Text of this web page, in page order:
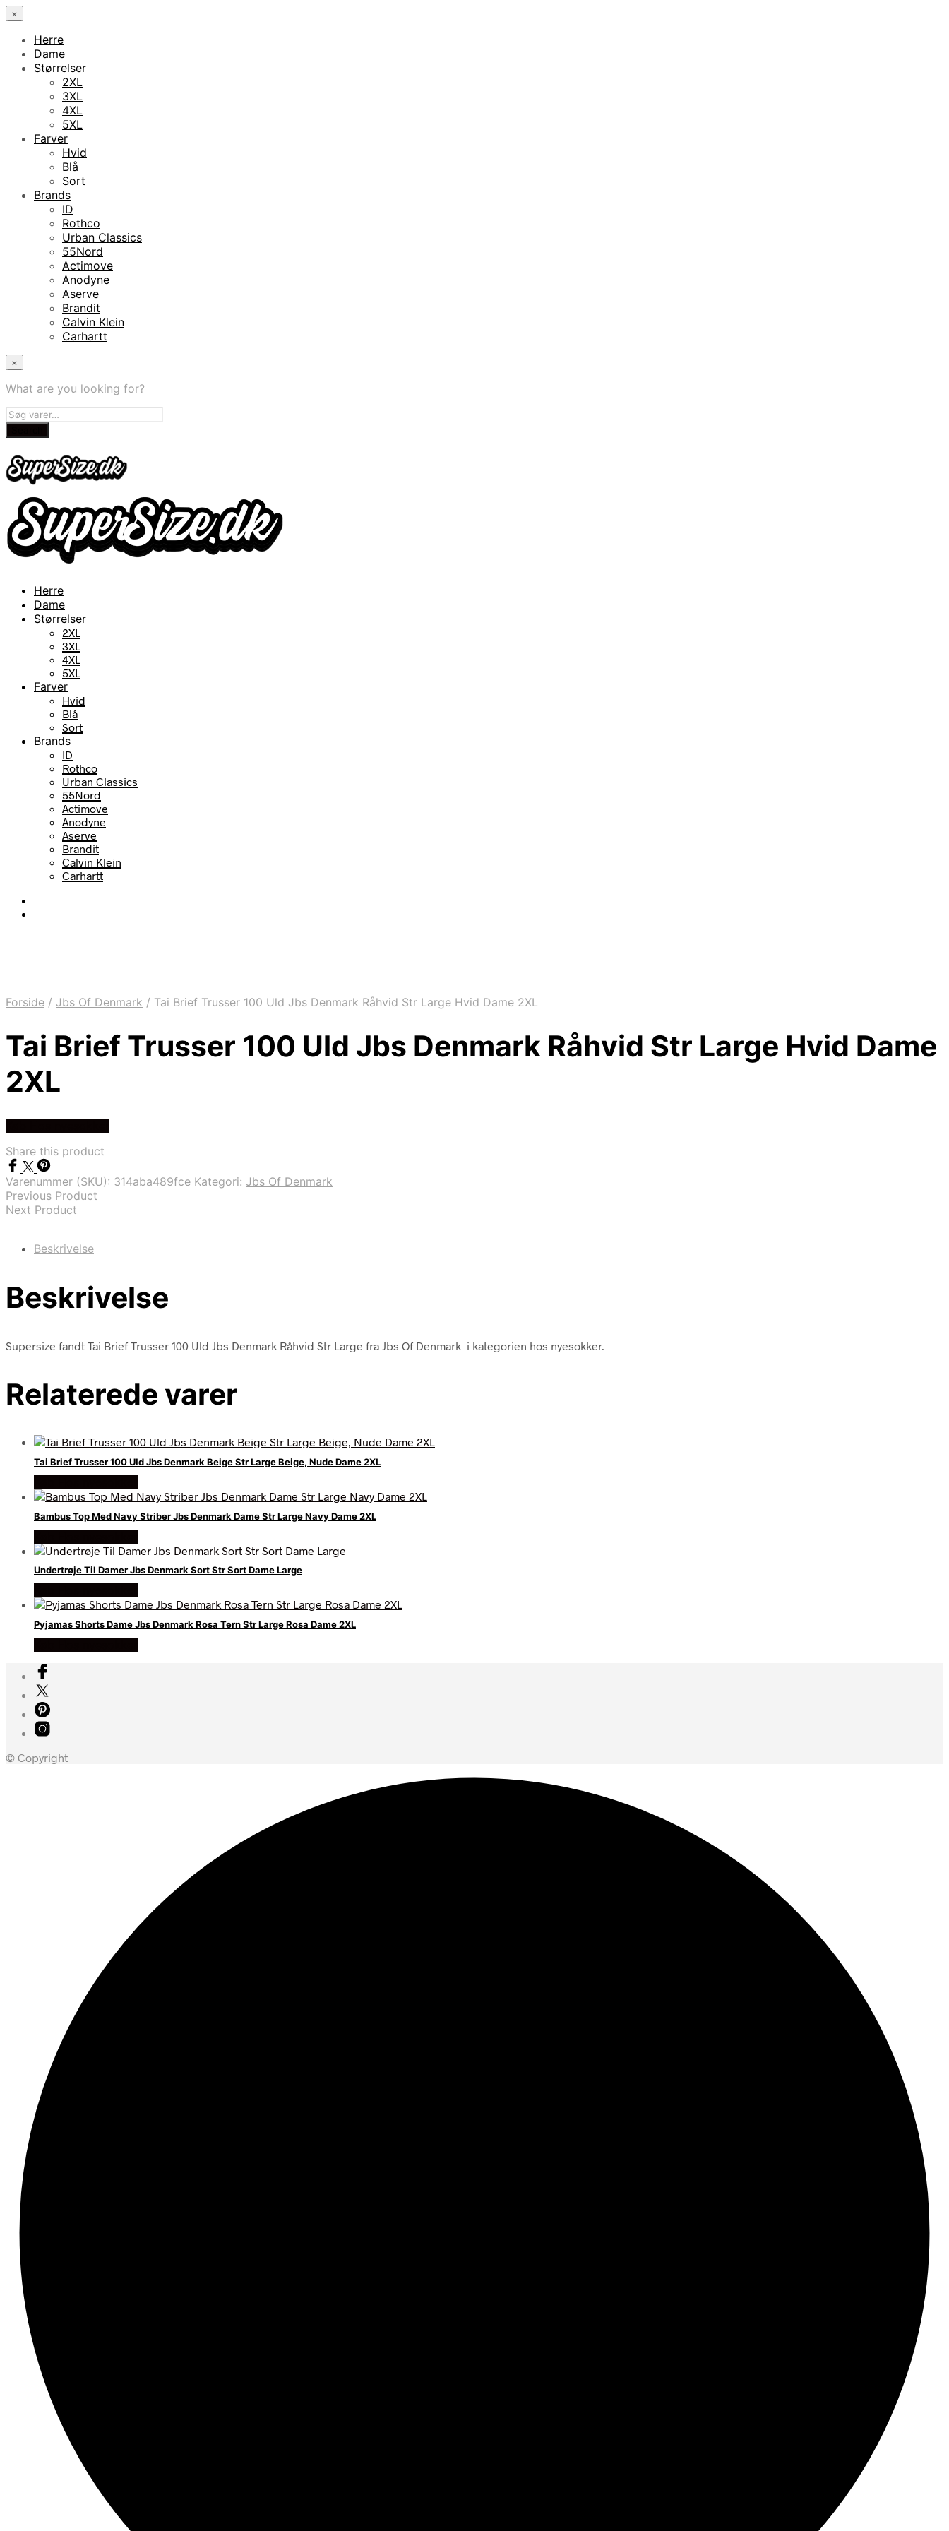
×
Herre
Dame
Størrelser
2XL
3XL
4XL
5XL
Farver
Hvid
Blå
Sort
Brands
ID
Rothco
Urban Classics
55Nord
Actimove
Anodyne
Aserve
Brandit
Calvin Klein
Carhartt
×
What are you looking for?
Herre
Dame
Størrelser
2XL
3XL
4XL
5XL
Farver
Hvid
Blå
Sort
Brands
ID
Rothco
Urban Classics
55Nord
Actimove
Anodyne
Aserve
Brandit
Calvin Klein
Carhartt
Forside / Jbs Of Denmark / Tai Brief Trusser 100 Uld Jbs Denmark Råhvid Str Large Hvid Dame 2XL
Tai Brief Trusser 100 Uld Jbs Denmark Råhvid Str Large Hvid Dame
2XL
Share this product
Varenummer (SKU): 314aba489fce Kategori: Jbs Of Denmark
Previous Product
Next Product
Beskrivelse
Beskrivelse
Supersize fandt Tai Brief Trusser 100 Uld Jbs Denmark Råhvid Str Large fra Jbs Of Denmark i kategorien hos nyesokker.
Relaterede varer
Tai Brief Trusser 100 Uld Jbs Denmark Beige Str Large Beige, Nude Dame 2XL
Bambus Top Med Navy Striber Jbs Denmark Dame Str Large Navy Dame 2XL
Undertrøje Til Damer Jbs Denmark Sort Str Sort Dame Large
Pyjamas Shorts Dame Jbs Denmark Rosa Tern Str Large Rosa Dame 2XL
© Copyright